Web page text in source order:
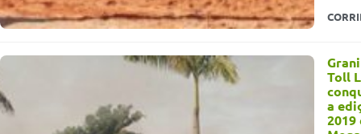
Toll
a
2019